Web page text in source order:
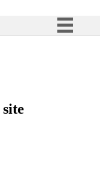
à informação